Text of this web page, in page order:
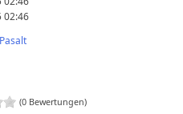
02:46
(0 Bewertungen)